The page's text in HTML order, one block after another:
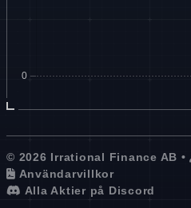
© 2026 Irrational Finance AB •
Användarvillkor
Alla Aktier på Discord